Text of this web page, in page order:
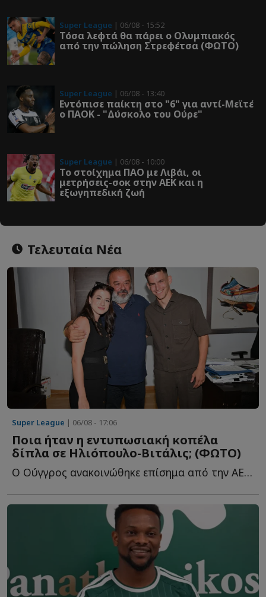
Super League | 06/08 - 15:52
Τόσα λεφτά θα πάρει ο Ολυμπιακός
από την πώληση Στρεφέτσα (ΦΩΤΟ)
Super League | 06/08 - 13:40
Εντόπισε παίκτη στο "6" για αντί-Μεϊτέ
ο ΠΑΟΚ - "Δύσκολο του Ούρε"
Super League | 06/08 - 10:00
Το στοίχημα ΠΑΟ με Λιβάι, οι
μετρήσεις-σοκ στην ΑΕΚ και η
εξωγηπεδική ζωή
Τελευταία Νέα
Super League | 06/08 - 17:06
Ποια ήταν η εντυπωσιακή κοπέλα
δίπλα σε Ηλιόπουλο-Βιτάλις; (ΦΩΤΟ)
Ο Ούγγρος ανακοινώθηκε επίσημα από την ΑΕΚ και φωτογραφήθηκε μ...